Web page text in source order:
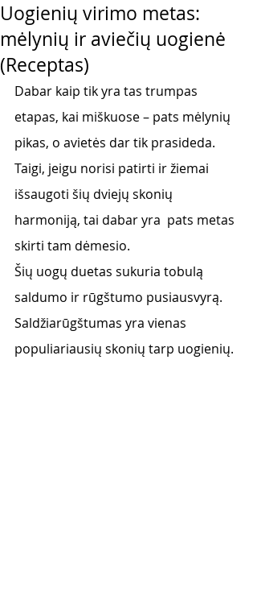
Uogienių virimo metas:
mėlynių ir aviečių uogienė
(Receptas)
Dabar kaip tik yra tas trumpas
etapas, kai miškuose – pats mėlynių
pikas, o avietės dar tik prasideda.
Taigi, jeigu norisi patirti ir žiemai
išsaugoti šių dviejų skonių
harmoniją, tai dabar yra  pats metas
skirti tam dėmesio.
Šių uogų duetas sukuria tobulą
saldumo ir rūgštumo pusiausvyrą.
Saldžiarūgštumas yra vienas
populiariausių skonių tarp uogienių.